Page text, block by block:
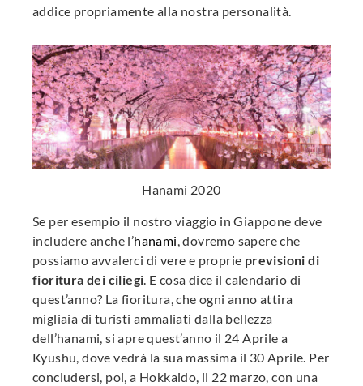
addice propriamente alla nostra personalità.
Hanami 2020
Se per esempio il nostro viaggio in Giappone deve
includere anche l’hanami, dovremo sapere che
possiamo avvalerci di vere e proprie previsioni di
fioritura dei ciliegi. E cosa dice il calendario di
quest’anno? La fioritura, che ogni anno attira
migliaia di turisti ammaliati dalla bellezza
dell’hanami, si apre quest’anno il 24 Aprile a
Kyushu, dove vedrà la sua massima il 30 Aprile. Per
concludersi, poi, a Hokkaido, il 22 marzo, con una